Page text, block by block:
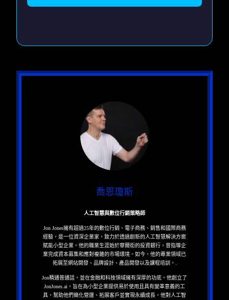
喬恩瓊斯
人工智慧與數位行銷策略師
Jon Jones擁有超過25年的數位行銷、電子商務、銷售和國際商務
經驗，是一位資深企業家，致力於透過創新的人工智慧解決方案
賦能小型企業。他的職業生涯始於華爾街的投資銀行，曾指導企
業完成資本募集和應對複雜的市場環境。如今，他的專業領域已
拓展至網站開發、品牌設計、產品開發以及課程培訓。.
Jon精通普通話，並在金融和科技領域擁有深厚的功底。他創立了
JonJones.ai，旨在為小型企業提供易於使用且具有變革意義的工
具，幫助他們簡化營運、拓展客戶並實現永續成長。他對人工智